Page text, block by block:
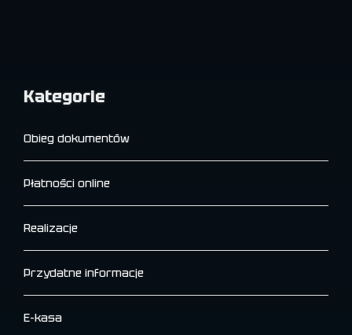
Kategorie
Obieg dokumentów
Płatności online
Realizacje
Przydatne informacje
E-kasa